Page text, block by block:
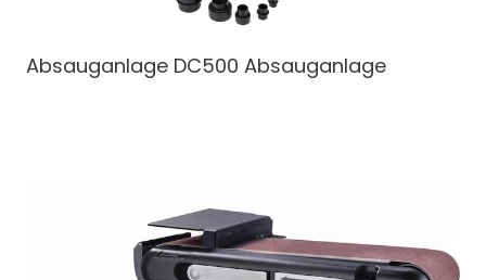
Absauganlage DC500 Absauganlage